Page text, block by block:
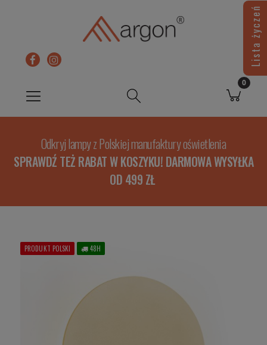
Odkryj lampy z Polskiej manufaktury oświetlenia
SPRAWDŹ TEŻ RABAT W KOSZYKU! DARMOWA WYSYŁKA
OD 499 ZŁ
PRODUKT POLSKI 48H
Lista życzeń